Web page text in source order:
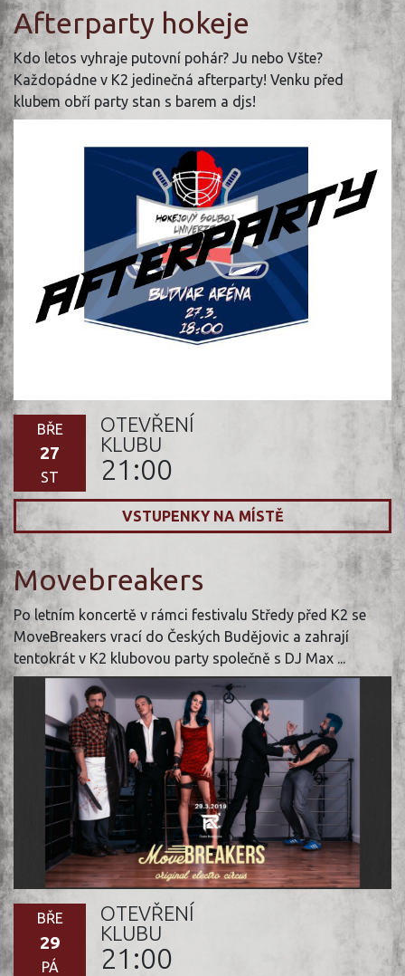
Afterparty hokeje
Kdo letos vyhraje putovní pohár? Ju nebo Všte?
Každopádne v K2 jedinečná afterparty! Venku před
klubem obří party stan s barem a djs!
BŘE
27
ST
OTEVŘENÍ
KLUBU
21:00
VSTUPENKY NA MÍSTĚ
Movebreakers
Po letním koncertě v rámci festivalu Středy před K2 se
MoveBreakers vrací do Českých Budějovic a zahrají
tentokrát v K2 klubovou party společně s DJ Max ...
BŘE
29
PÁ
OTEVŘENÍ
KLUBU
21:00